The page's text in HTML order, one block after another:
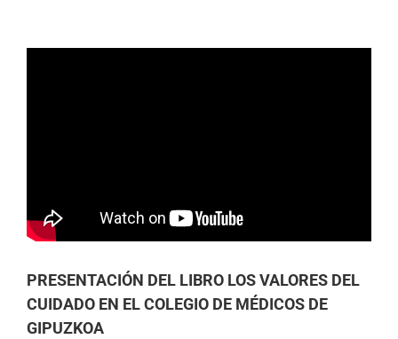
PRESENTACIÓN DEL LIBRO LOS VALORES DEL
CUIDADO EN EL COLEGIO DE MÉDICOS DE
GIPUZKOA